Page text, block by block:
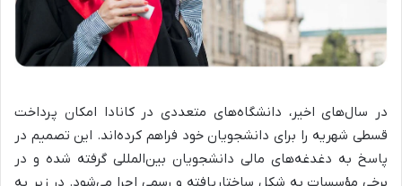
در سال‌های اخیر، دانشگاه‌های متعددی در کانادا امکان پرداخت
قسطی شهریه را برای دانشجویان خود فراهم کرده‌اند. این تصمیم در
پاسخ به دغدغه‌های مالی دانشجویان بین‌المللی گرفته شده و در